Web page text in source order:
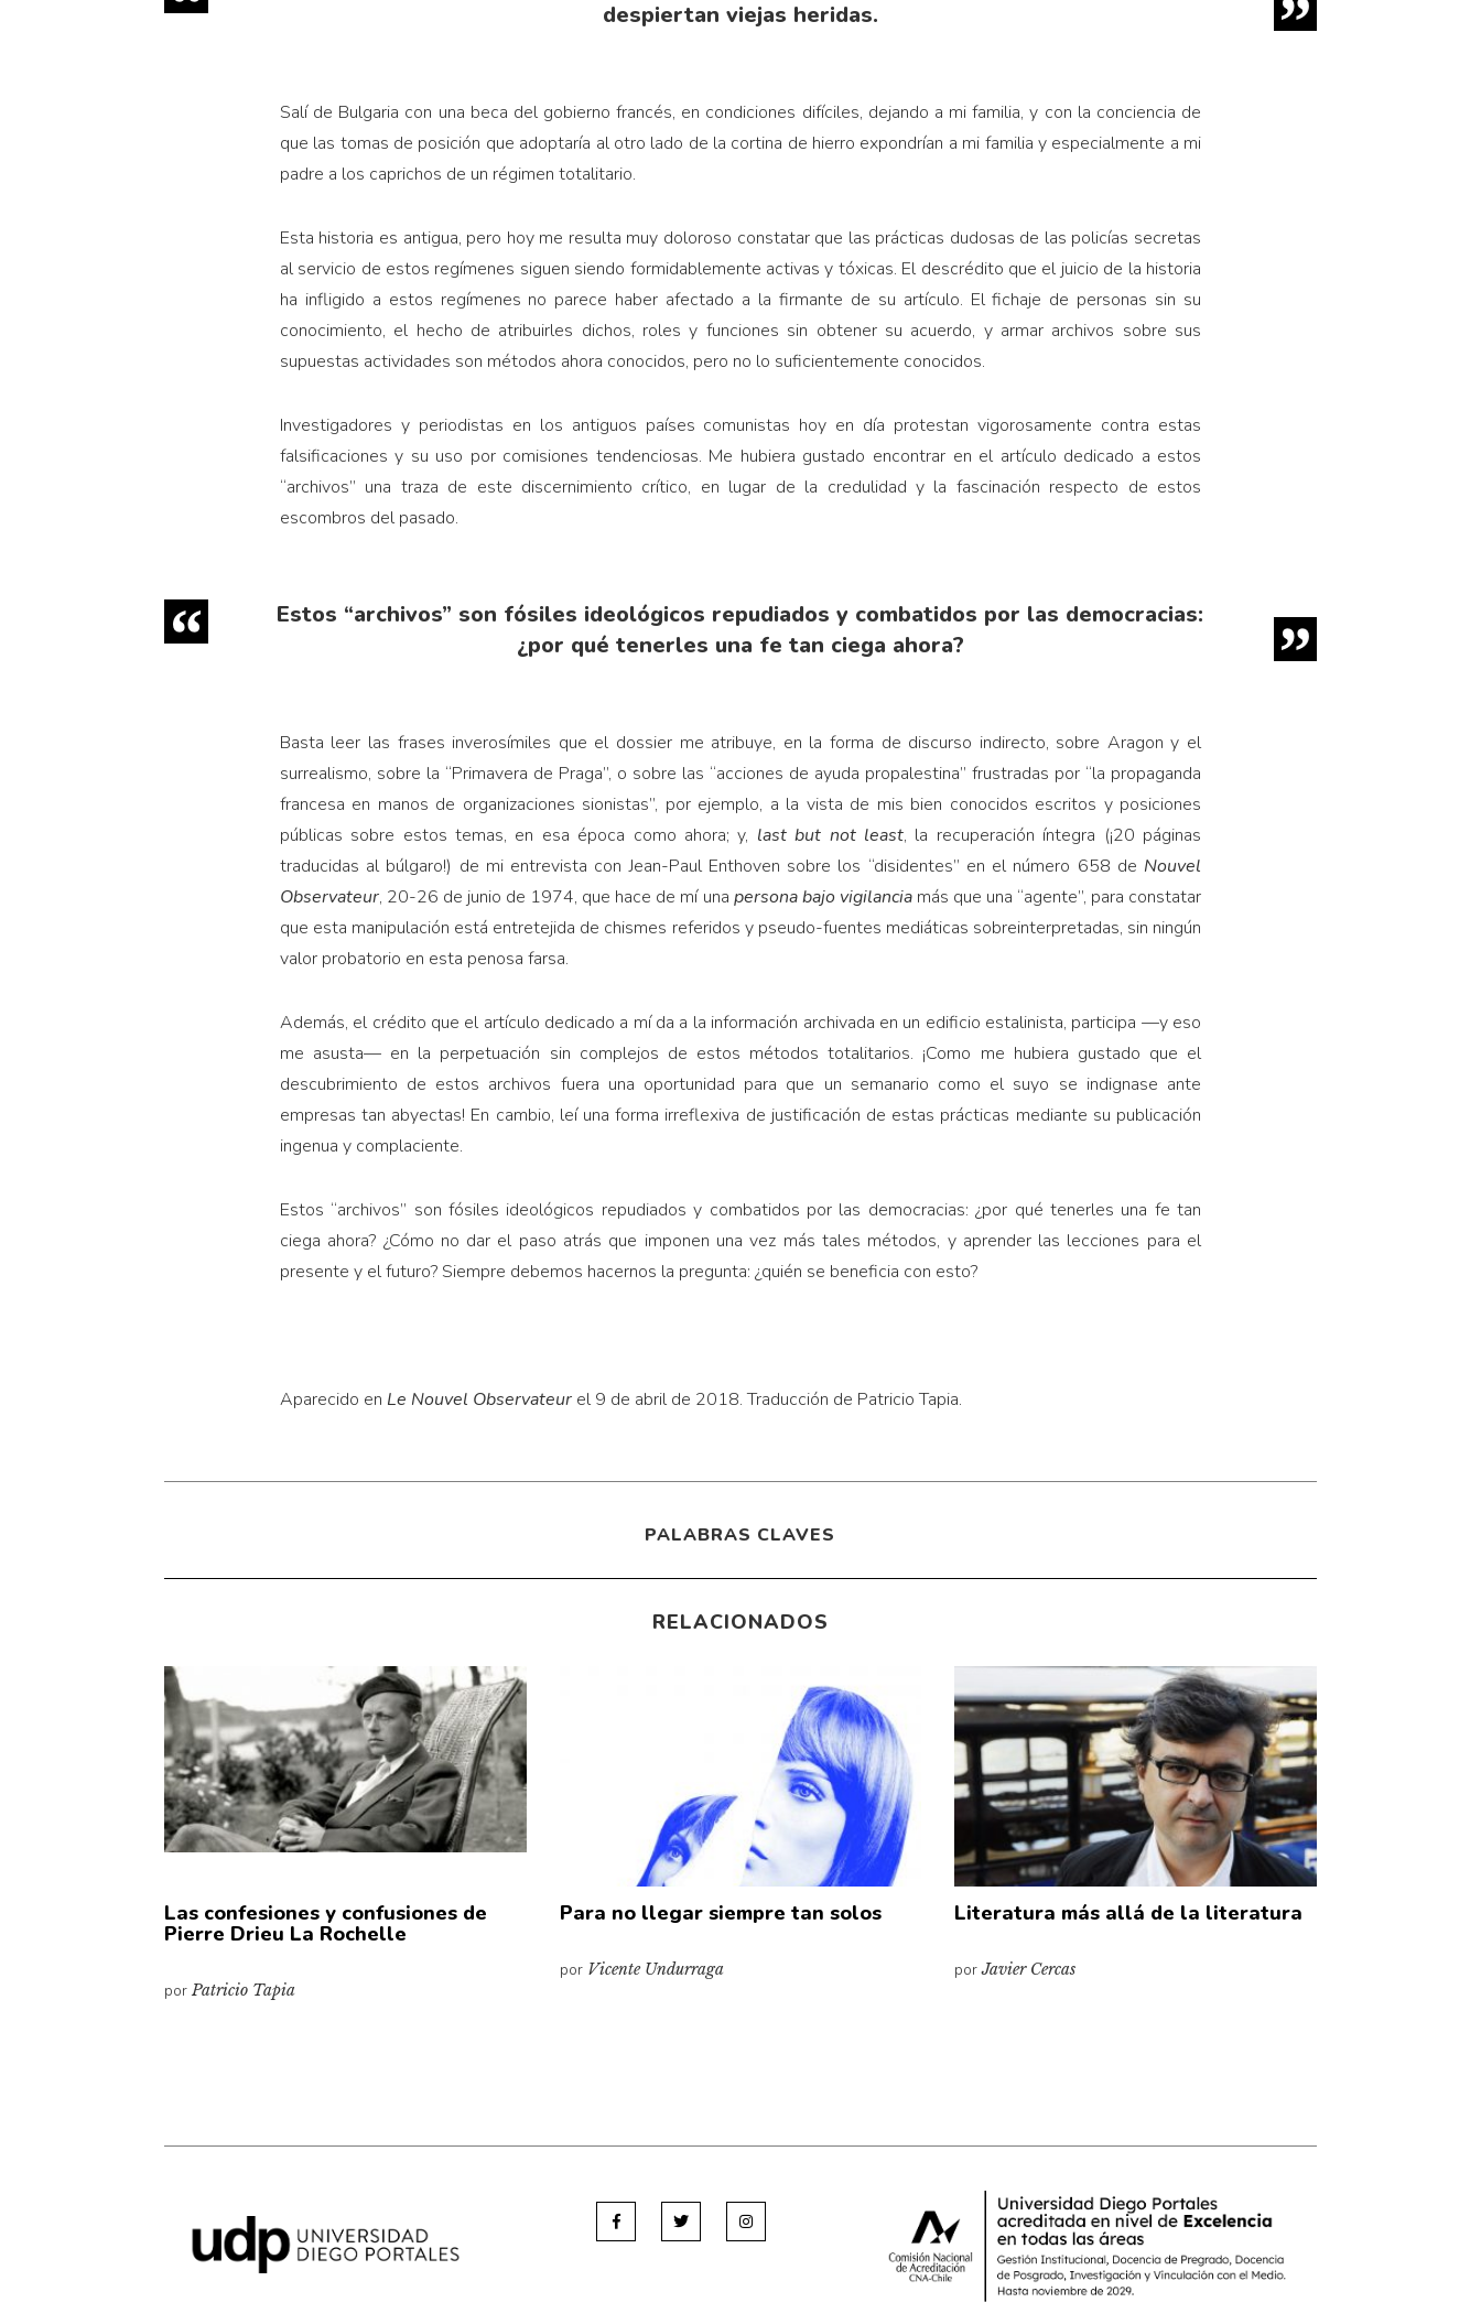
despiertan viejas heridas.
Salí de Bulgaria con una beca del gobierno francés, en condiciones difíciles, dejando a mi familia, y con la conciencia de
que las tomas de posición que adoptaría al otro lado de la cortina de hierro expondrían a mi familia y especialmente a mi
padre a los caprichos de un régimen totalitario.
Esta historia es antigua, pero hoy me resulta muy doloroso constatar que las prácticas dudosas de las policías secretas
al servicio de estos regímenes siguen siendo formidablemente activas y tóxicas. El descrédito que el juicio de la historia
ha infligido a estos regímenes no parece haber afectado a la firmante de su artículo. El fichaje de personas sin su
conocimiento, el hecho de atribuirles dichos, roles y funciones sin obtener su acuerdo, y armar archivos sobre sus
supuestas actividades son métodos ahora conocidos, pero no lo suficientemente conocidos.
Investigadores y periodistas en los antiguos países comunistas hoy en día protestan vigorosamente contra estas
falsificaciones y su uso por comisiones tendenciosas. Me hubiera gustado encontrar en el artículo dedicado a estos
“archivos” una traza de este discernimiento crítico, en lugar de la credulidad y la fascinación respecto de estos
escombros del pasado.
Estos “archivos” son fósiles ideológicos repudiados y combatidos por las democracias:
¿por qué tenerles una fe tan ciega ahora?
Basta leer las frases inverosímiles que el dossier me atribuye, en la forma de discurso indirecto, sobre Aragon y el
surrealismo, sobre la “Primavera de Praga”, o sobre las “acciones de ayuda propalestina” frustradas por “la propaganda
francesa en manos de organizaciones sionistas”, por ejemplo, a la vista de mis bien conocidos escritos y posiciones
públicas sobre estos temas, en esa época como ahora; y, last but not least, la recuperación íntegra (¡20 páginas
traducidas al búlgaro!) de mi entrevista con Jean-Paul Enthoven sobre los “disidentes” en el número 658 de Nouvel
Observateur, 20-26 de junio de 1974, que hace de mí una persona bajo vigilancia más que una “agente”, para constatar
que esta manipulación está entretejida de chismes referidos y pseudo-fuentes mediáticas sobreinterpretadas, sin ningún
valor probatorio en esta penosa farsa.
Además, el crédito que el artículo dedicado a mí da a la información archivada en un edificio estalinista, participa —y eso
me asusta— en la perpetuación sin complejos de estos métodos totalitarios. ¡Como me hubiera gustado que el
descubrimiento de estos archivos fuera una oportunidad para que un semanario como el suyo se indignase ante
empresas tan abyectas! En cambio, leí una forma irreflexiva de justificación de estas prácticas mediante su publicación
ingenua y complaciente.
Estos “archivos” son fósiles ideológicos repudiados y combatidos por las democracias: ¿por qué tenerles una fe tan
ciega ahora? ¿Cómo no dar el paso atrás que imponen una vez más tales métodos, y aprender las lecciones para el
presente y el futuro? Siempre debemos hacernos la pregunta: ¿quién se beneficia con esto?
Aparecido en Le Nouvel Observateurel 9 de abril de 2018. Traducción de Patricio Tapia.
PALABRAS CLAVES
RELACIONADOS
Las confesiones y confusiones de
Pierre Drieu La Rochelle
porPatricio Tapia
Para no llegar siempre tan solos
por Vicente Undurraga
Literatura más allá de la literatura
porJavier Cercas